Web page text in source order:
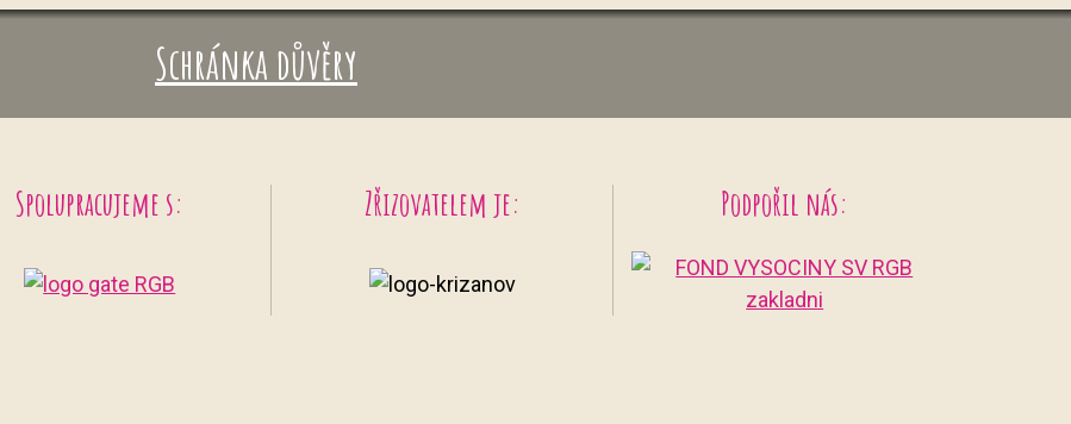
Schránka důvěry
Spolupracujeme s: Zřizovatelem je: Podpořil nás: